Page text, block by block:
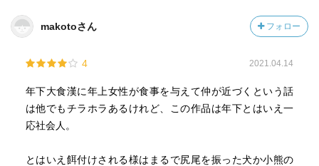
makotoさん フォロー
4 2021.04.14
年下大食漢に年上女性が食事を与えて仲が近づくという話
は他でもチラホラあるけれど、この作品は年下とはいえ一
応社会人。
とはいえ餌付けされる様はまるで尻尾を振った犬か小熊の